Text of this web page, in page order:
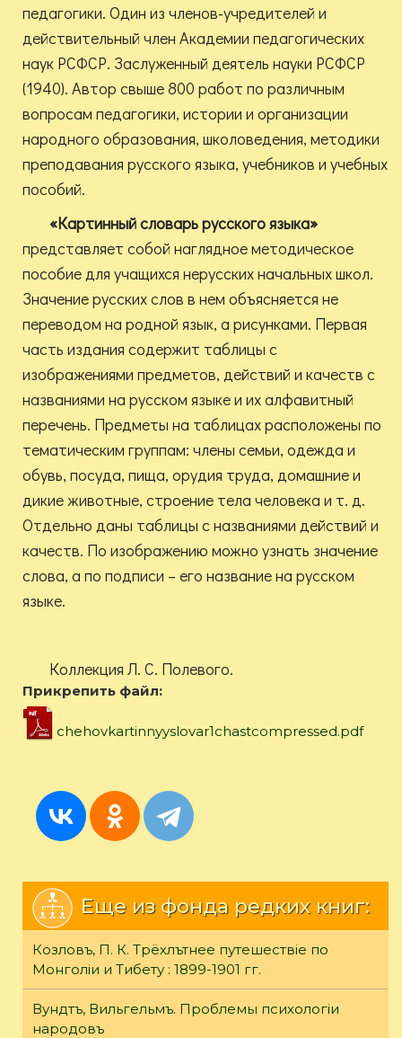
педагогики. Один из членов-учредителей и
действительный член Академии педагогических
наук РСФСР. Заслуженный деятель науки РСФСР
(1940). Автор свыше 800 работ по различным
вопросам педагогики, истории и организации
народного образования, школоведения, методики
преподавания русского языка, учебников и учебных
пособий.
«Картинный словарь русского языка»
представляет собой наглядное методическое
пособие для учащихся нерусских начальных школ.
Значение русских слов в нем объясняется не
переводом на родной язык, а рисунками. Первая
часть издания содержит таблицы с
изображениями предметов, действий и качеств с
названиями на русском языке и их алфавитный
перечень. Предметы на таблицах расположены по
тематическим группам: члены семьи, одежда и
обувь, посуда, пища, орудия труда, домашние и
дикие животные, строение тела человека и т. д.
Отдельно даны таблицы с названиями действий и
качеств. По изображению можно узнать значение
слова, а по подписи – его название на русском
языке.
Коллекция Л. С. Полевого.
Прикрепить файл:
chehovkartinnyyslovar1chastcompressed.pdf
Еще из фонда редких книг:
Козловъ, П. К. Трёхлътнее путешествiе по
Монголiи и Тибету : 1899-1901 гг.
Вундтъ, Вильгельмъ. Проблемы психологiи
народовъ